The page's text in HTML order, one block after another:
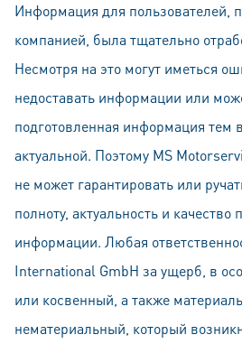
Информация для пользователей,
компанией, была тщательно
Несмотря на это могут иметься
недоставать информации или
подготовленная информация тем
актуальной. Поэтому MS
не может гарантировать или
пoлноту, актуальность и качество
информации. Любая
International GmbH за ущерб, в
или косвенный, а также
нематериальный, который